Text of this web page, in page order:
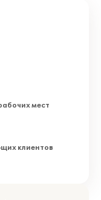
мест
клиентов